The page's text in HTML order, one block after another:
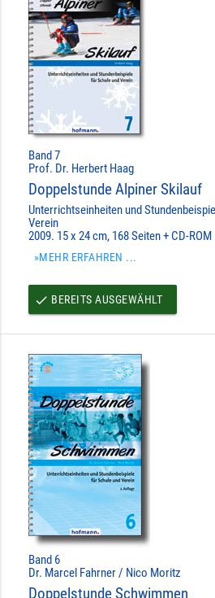
Band 7
Prof. Dr. Herbert Haag
Doppelstunde Alpiner Skilauf
Unterrichtseinheiten und
Verein
2009. 15 x 24 cm, 168 Seiten + CD-ROM
»MEHR ERFAHREN ...
done BEREITS AUSGEWÄHLT
Band 6
Dr. Marcel Fahrner / Nico Moritz
Doppelstunde Schwimmen